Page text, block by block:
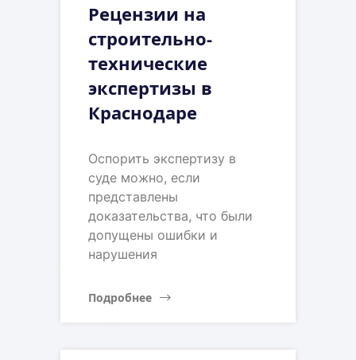
Рецензии на
строительно-
технические
экспертизы в
Краснодаре
Оспорить экспертизу в
суде можно, если
представлены
доказательства, что были
допущены ошибки и
нарушения
Подробнее